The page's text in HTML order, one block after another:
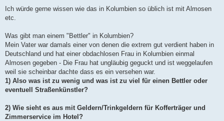
i
r
Ich würde gerne wissen wie das in Kolumbien so üblich ist mit Almosen
etc.
Was gibt man einem "Bettler" in Kolumbien?
Mein Vater war damals einer von denen die extrem gut verdient haben in
Deutschland und hat einer obdachlosen Frau in Kolumbien einmal
Almosen gegeben - Die Frau hat ungläubig geguckt und ist weggelaufen
weil sie scheinbar dachte dass es ein versehen war.
1) Also was ist zu wenig und was ist zu viel für einen Bettler oder
eventuell Straßenkünstler?
2) Wie sieht es aus mit Geldern/Trinkgeldern für Kofferträger und
Zimmerservice im Hotel?